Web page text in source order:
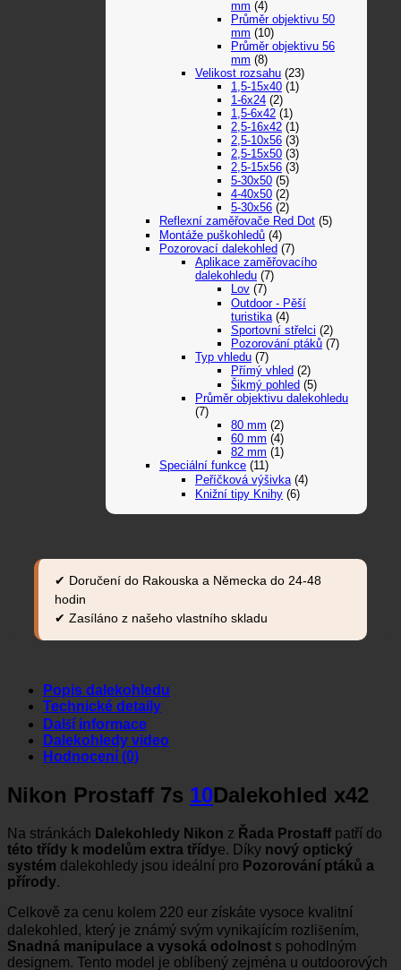
mm (4)
Průměr objektivu 50
mm (10)
Průměr objektivu 56
mm (8)
Velikost rozsahu (23)
1,5-15x40 (1)
1-6x24 (2)
1,5-6x42 (1)
2,5-16x42 (1)
2,5-10x56 (3)
2,5-15x50 (3)
2,5-15x56 (3)
5-30x50 (5)
4-40x50 (2)
5-30x56 (2)
Reflexní zaměřovače Red Dot (5)
Montáže puškohledů (4)
Pozorovací dalekohled (7)
Aplikace zaměřovacího
dalekohledu (7)
Lov (7)
Outdoor - Pěší
turistika (4)
Sportovní střelci (2)
Pozorování ptáků (7)
Typ vhledu (7)
Přímý vhled (2)
Šikmý pohled (5)
Průměr objektivu dalekohledu
(7)
80 mm (2)
60 mm (4)
82 mm (1)
Speciální funkce (11)
Peříčková výšivka (4)
Knižní tipy Knihy (6)
✔ Doručení do Rakouska a Německa do 24-48
hodin
✔ Zasíláno z našeho vlastního skladu
Popis dalekohledu
Technické detaily
Další informace
Dalekohledy video
Hodnocení (0)
Nikon Prostaff 7s 10Dalekohled x42
Na stránkách Dalekohledy Nikon z Řada Prostaff patří do
této třídy k modelům extra třídye. Díky nový optický
systém dalekohledy jsou ideální pro Pozorování ptáků a
přírody.
Celkově za cenu kolem 220 eur získáte vysoce kvalitní
dalekohled, který je známý svým vynikajícím rozlišením,
Snadná manipulace a vysoká odolnost s pohodlným
designem. Tento model je oblíbený zejména u outdoorových